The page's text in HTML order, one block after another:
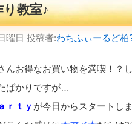
り教室♪
曜日 投稿者:わちふぃーるど
んお得なお買い物を満喫！？
ばかりですが…
ｒｔｙ が今日からスタートし